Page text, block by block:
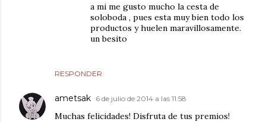
RESPONDER
a mi me gusto mucho la cesta de
soloboda , pues esta muy bien todo los
productos y huelen maravillosamente.
un besito
ametsak 6 de julio de 2014 a las 11:58
Muchas felicidades! Disfruta de tus premios!